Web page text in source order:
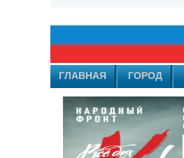
ГЛАВНАЯ ГОРОД